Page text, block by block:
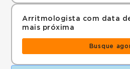
Arritmologista com data
mais próxima
Busque